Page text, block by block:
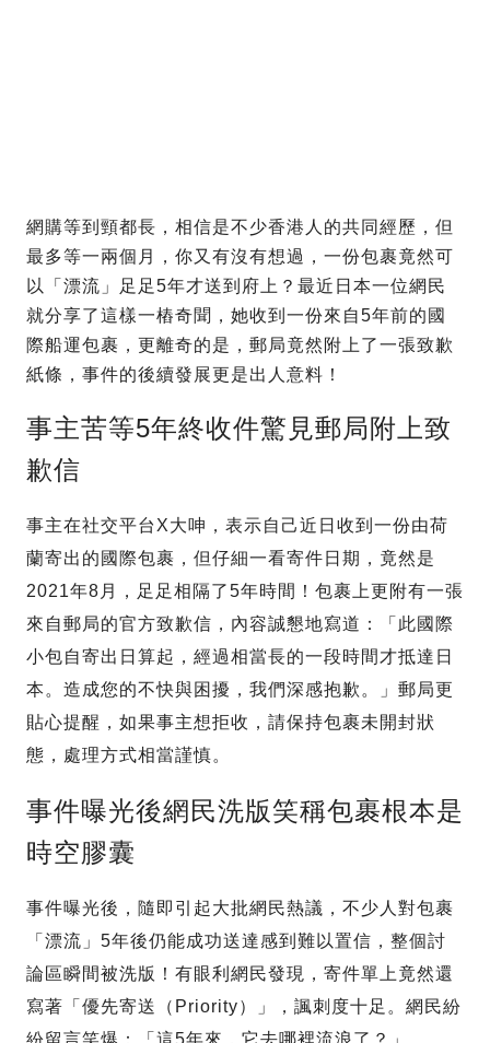
網購等到頸都長，相信是不少香港人的共同經歷，但
最多等一兩個月，你又有沒有想過，一份包裹竟然可
以「漂流」足足5年才送到府上？最近日本一位網民
就分享了這樣一樁奇聞，她收到一份來自5年前的國
際船運包裹，更離奇的是，郵局竟然附上了一張致歉
紙條，事件的後續發展更是出人意料！
事主苦等5年終收件驚見郵局附上致
歉信
事主在社交平台X大呻，表示自己近日收到一份由荷
蘭寄出的國際包裹，但仔細一看寄件日期，竟然是
2021年8月，足足相隔了5年時間！包裹上更附有一張
來自郵局的官方致歉信，內容誠懇地寫道：「此國際
小包自寄出日算起，經過相當長的一段時間才抵達日
本。造成您的不快與困擾，我們深感抱歉。」郵局更
貼心提醒，如果事主想拒收，請保持包裹未開封狀
態，處理方式相當謹慎。
事件曝光後網民洗版笑稱包裹根本是
時空膠囊
事件曝光後，隨即引起大批網民熱議，不少人對包裹
「漂流」5年後仍能成功送達感到難以置信，整個討
論區瞬間被洗版！有眼利網民發現，寄件單上竟然還
寫著「優先寄送（Priority）」，諷刺度十足。網民紛